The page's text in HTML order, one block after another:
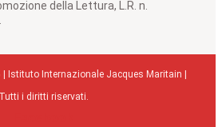
della Lettura, L.R. n.
Istituto Internazionale Jacques Maritain |
Tutti i diritti riservati.